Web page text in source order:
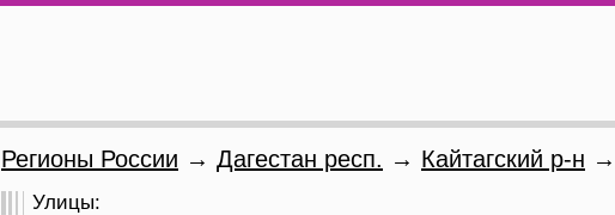
Регионы России → Дагестан респ. → Кайтагский р-н
Улицы: